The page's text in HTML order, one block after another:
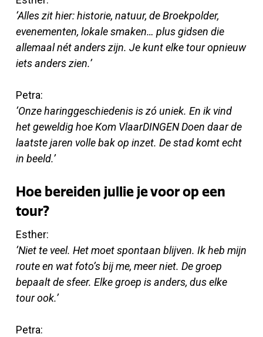
‘Alles zit hier: historie, natuur, de Broekpolder,
evenementen, lokale smaken… plus gidsen die
allemaal nét anders zijn. Je kunt elke tour opnieuw
iets anders zien.’
Petra:
‘Onze haringgeschiedenis is zó uniek. En ik vind
het geweldig hoe Kom VlaarDINGEN Doen daar de
laatste jaren volle bak op inzet. De stad komt echt
in beeld.’
Hoe bereiden jullie je voor op een
tour?
Esther:
‘Niet te veel. Het moet spontaan blijven. Ik heb mijn
route en wat foto’s bij me, meer niet. De groep
bepaalt de sfeer. Elke groep is anders, dus elke
tour ook.’
Petra: